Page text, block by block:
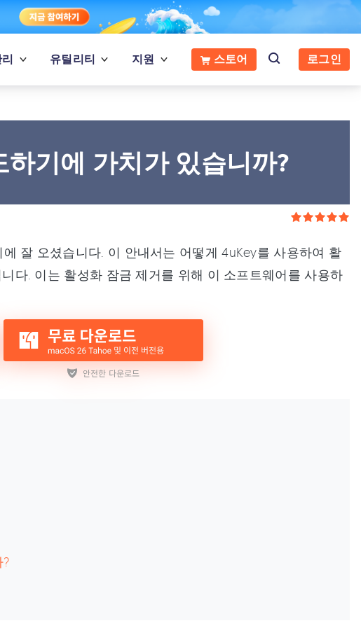
유틸리티 지원 스토어 로그인
기에 가치가 있습니까?
잘 오셨습니다. 이 안내서는 어떻게 4uKey를 사용하여 활
다. 이는 활성화 잠금 제거를 위해 이 소프트웨어를 사용하